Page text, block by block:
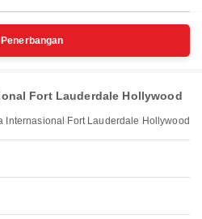
Fort Lauderdale Hollywood
Internasional Fort Lauderdale Hollywood